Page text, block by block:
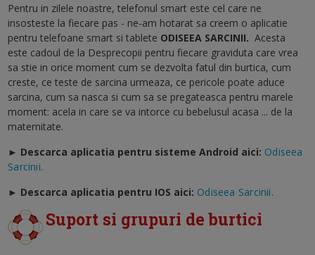
Pentru in zilele noastre, telefonul smart este cel care ne
insosteste la fiecare pas - ne-am hotarat sa creem o aplicatie
pentru telefoane smart si tablete ODISEEA SARCINII. Acesta
este cadoul de la Desprecopii pentru fiecare graviduta care vrea
sa stie in orice moment cum se dezvolta fatul din burtica, cum
creste, ce teste de sarcina urmeaza, ce pericole poate aduce
sarcina, cum sa nasca si cum sa se pregateasca pentru marele
moment: acela in care se va intorce cu bebelusul acasa ... de la
maternitate.
► Descarca aplicatia pentru sisteme Android aici: Odiseea
Sarcinii.
► Descarca aplicatia pentru IOS aici: Odiseea Sarcinii.
Suport si grupuri de burtici